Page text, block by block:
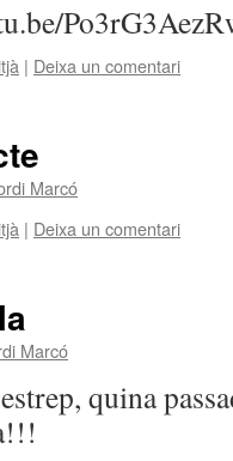
| Deixa un comentari
Marcó
| Deixa un comentari
Marcó
quina